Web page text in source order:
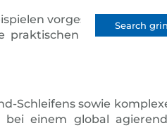
Search
vorgestellt. Dabei
Fähigkeiten
Schleifens sowie
einem global